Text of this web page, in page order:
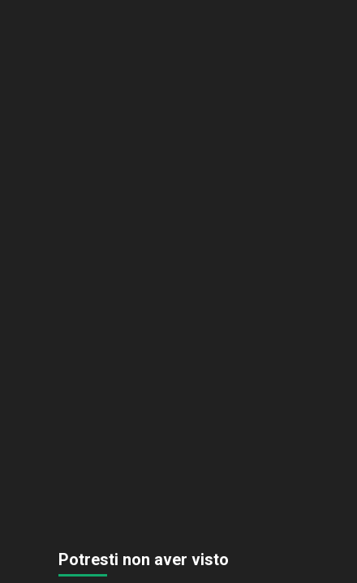
Potresti non aver visto